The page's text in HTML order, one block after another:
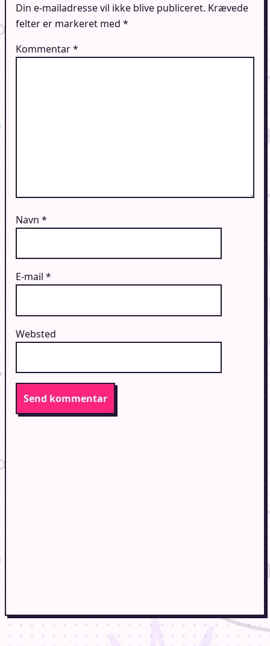
Din e-mailadresse vil ikke blive publiceret. Krævede
felter er markeret med *
Kommentar*
Navn *
E-mail *
Websted